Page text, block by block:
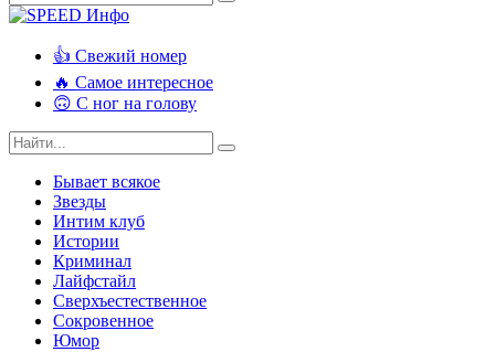
👍 Свежий номер
🔥 Самое интересное
🙃 С ног на голову
Бывает всякое
Звезды
Интим клуб
Истории
Криминал
Лайфстайл
Сверхъестественное
Сокровенное
Юмор